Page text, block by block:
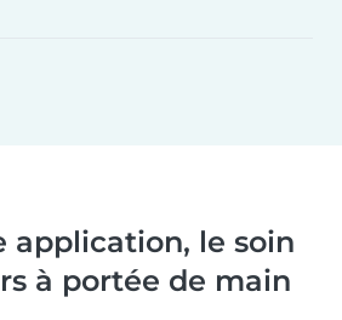
application, le soin
à portée de main